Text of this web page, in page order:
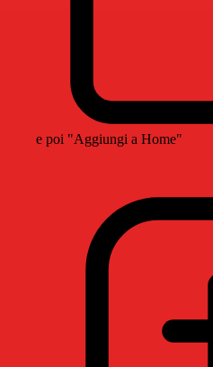
e poi "Aggiungi a Home"